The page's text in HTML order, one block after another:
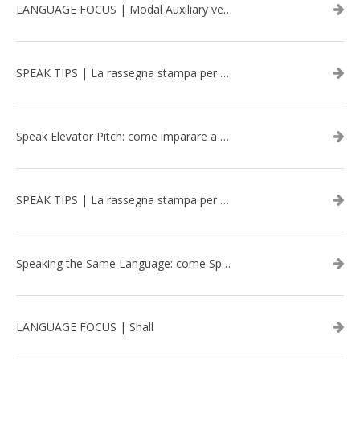
LANGUAGE FOCUS | Modal Auxiliary verbs in the past
SPEAK TIPS | La rassegna stampa per migliorare l’inglese - marzo 2026
Speak Elevator Pitch: come imparare a gestire una presentazione in inglese
SPEAK TIPS | La rassegna stampa per migliorare l’inglese - febbraio 2026
Speaking the Same Language: come Speak aiuta a rafforzare i team attraverso il Team Building in inglese
LANGUAGE FOCUS | Shall